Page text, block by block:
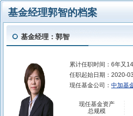
基金经理郭智的档案
基金经理：郭智
累计任职时间： 6年又
任职起始日期： 2020-
现任基金公司： 中加基
现任基金资产
总规模